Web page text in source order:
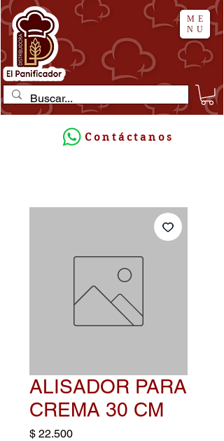
ME
NU
Contáctanos
ALISADOR PARA
CREMA 30 CM
$ 22.500Precio